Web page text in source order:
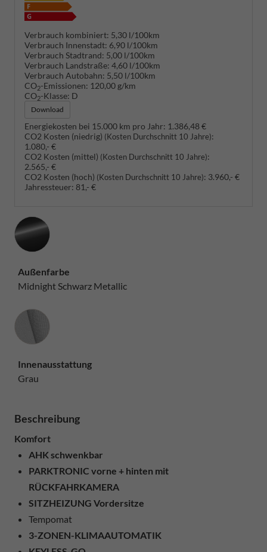
Verbrauch kombiniert: 5,30 l/100km
Verbrauch Innenstadt: 6,90 l/100km
Verbrauch Stadtrand: 5,00 l/100km
Verbrauch Landstraße: 4,60 l/100km
Verbrauch Autobahn: 5,50 l/100km
CO2-Emissionen: 120,00 g/km
CO2-Klasse: D
Download
Energiekosten bei 15.000 km pro Jahr: 1.386,48 €
CO2 Kosten (niedrig) (Kosten Durchschnitt 10 Jahre):
1.080,- €
CO2 Kosten (mittel) (Kosten Durchschnitt 10 Jahre):
2.565,- €
CO2 Kosten (hoch) (Kosten Durchschnitt 10 Jahre): 3.960,- €
Jahressteuer: 81,- €
Außenfarbe
Midnight Schwarz Metallic
Innenausstattung
Innenausstattung
Grau
Beschreibung
Komfort
AHK schwenkbar
PARKTRONIC vorne + hinten mit
RÜCKFAHRKAMERA
SITZHEIZUNG Vordersitze
Tempomat
3-ZONEN-KLIMAAUTOMATIK